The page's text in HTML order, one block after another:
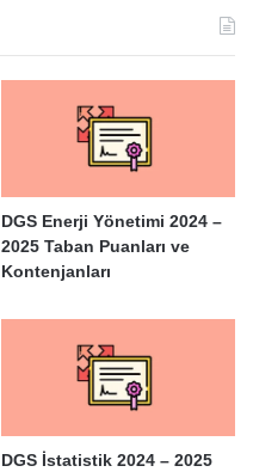
DGS Enerji Yönetimi 2024 –
2025 Taban Puanları ve
Kontenjanları
DGS İstatistik 2024 – 2025